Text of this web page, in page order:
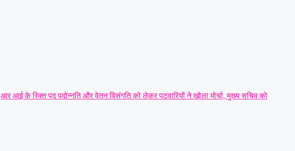
आर आई के रिक्त पद पदोन्नति और वेतन विसंगति को लेकर पटवारियों ने खोला मोर्चा, मुख्य सचिव को